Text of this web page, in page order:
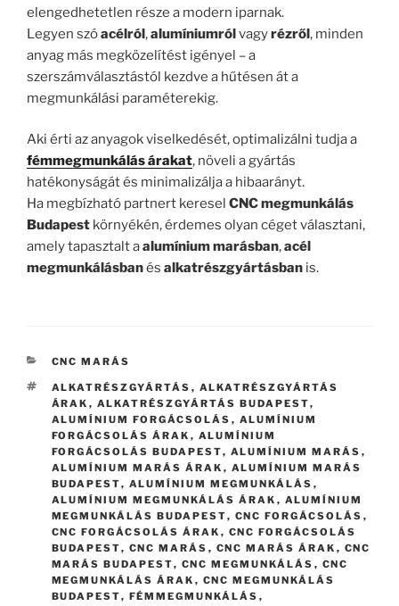
elengedhetetlen része a modern iparnak.
Legyen szóacélról,alumíniumrólvagyrézről, minden
anyag más megközelítést igényel – a
szerszámválasztástól kezdve a hűtésen át a
megmunkálási paraméterekig.
Aki érti az anyagok viselkedését, optimalizálni tudja a
fémmegmunkálás árakat, növeli a gyártás
hatékonyságát és minimalizálja a hibaarányt.
Ha megbízható partnert keresel CNC megmunkálás
Budapest környékén, érdemes olyan céget választani,
amely tapasztalt aalumínium marásban,acél
megmunkálásbanés alkatrészgyártásban is.
KATEGÓRIÁK
CNC MARÁS
CÍMKÉK
ALKATRÉSZGYÁRTÁS , ALKATRÉSZGYÁRTÁS
ÁRAK , ALKATRÉSZGYÁRTÁS BUDAPEST,
ALUMÍNIUM FORGÁCSOLÁS , ALUMÍNIUM
FORGÁCSOLÁS ÁRAK , ALUMÍNIUM
FORGÁCSOLÁS BUDAPEST, ALUMÍNIUM MARÁS ,
ALUMÍNIUM MARÁS ÁRAK , ALUMÍNIUM MARÁS
BUDAPEST, ALUMÍNIUM MEGMUNKÁLÁS ,
ALUMÍNIUM MEGMUNKÁLÁS ÁRAK , ALUMÍNIUM
MEGMUNKÁLÁS BUDAPEST, CNC FORGÁCSOLÁS ,
CNC FORGÁCSOLÁS ÁRAK , CNC FORGÁCSOLÁS
BUDAPEST, CNC MARÁS , CNC MARÁS ÁRAK , CNC
MARÁS BUDAPEST, CNC MEGMUNKÁLÁS , CNC
MEGMUNKÁLÁS ÁRAK , CNC MEGMUNKÁLÁS
BUDAPEST, FÉMMEGMUNKÁLÁS ,